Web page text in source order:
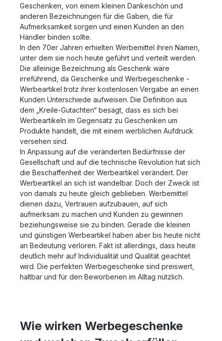
Geschenken, von einem kleinen Dankeschön und
anderen Bezeichnungen für die Gaben, die für
Aufmerksamkeit sorgen und einen Kunden an den
Händler binden sollte.
In den 70er Jahren erhielten Werbemittel ihren Namen,
unter dem sie noch heute geführt und verteilt werden.
Die alleinige Bezeichnung als Geschenk wäre
irreführend, da Geschenke und Werbegeschenke -
Werbeartikel trotz ihrer kostenlosen Vergabe an einen
Kunden Unterschiede aufweisen. Die Definition aus
dem „Kreile-Gutachten“ besagt, dass es sich bei
Werbeartikeln im Gegensatz zu Geschenken um
Produkte handelt, die mit einem werblichen Aufdruck
versehen sind.
In Anpassung auf die veränderten Bedürfnisse der
Gesellschaft und auf die technische Revolution hat sich
die Beschaffenheit der Werbeartikel verändert. Der
Werbeartikel an sich ist wandelbar. Doch der Zweck ist
von damals zu heute gleich geblieben. Werbemittel
dienen dazu, Vertrauen aufzubauen, auf sich
aufmerksam zu machen und Kunden zu gewinnen
beziehungsweise sie zu binden. Gerade die kleinen
und günstigen Werbeartikel haben aber bis heute nicht
an Bedeutung verloren. Fakt ist allerdings, dass heute
deutlich mehr auf Individualität und Qualität geachtet
wird. Die perfekten Werbegeschenke sind preiswert,
haltbar und für den Beworbenen im Alltag nützlich.
Wie wirken Werbegeschenke